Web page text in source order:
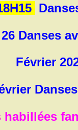
Danses
Février
habillées